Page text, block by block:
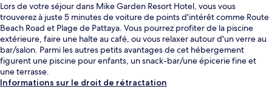
Lors de votre séjour dans Mike Garden Resort Hotel, vous vous
trouverez à juste 5 minutes de voiture de points d'intérêt comme Route
Beach Road et Plage de Pattaya. Vous pourrez profiter de la piscine
extérieure, faire une halte au café, ou vous relaxer autour d'un verre au
bar/salon. Parmi les autres petits avantages de cet hébergement
figurent une piscine pour enfants, un snack-bar/une épicerie fine et
une terrasse.
Informations sur le droit de rétractation